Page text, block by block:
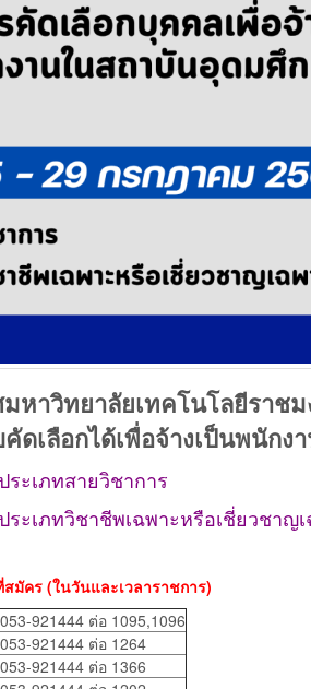
หาวิทยาลัยเทคโนโลยีราช
คัดเลือกได้เพื่อจ้างเป็นพนัก
ะเภทสายวิชาการ
ะเภทวิชาชีพเฉพาะหรือเชี่ยวชาญเ
มัคร (ในวันและเวลาราชการ)
053-921444 ต่อ 1095,1096
053-921444 ต่อ 1264
053-921444 ต่อ 1366